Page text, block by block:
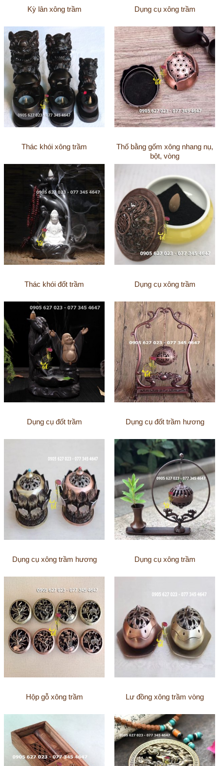
Kỳ lân xông trầm Dụng cụ xông trầm
Thác khói xông trầm
Thố bằng gốm xông nhang nụ,
bột, vòng
Thác khói đốt trầm Dụng cụ xông trầm
Dụng cụ đốt trầm Dụng cụ đốt trầm hương
Dụng cụ xông trầm hương Dụng cụ xông trầm
Hộp gỗ xông trầm Lư đồng xông trầm vòng